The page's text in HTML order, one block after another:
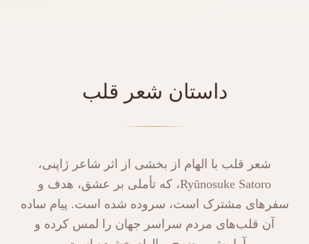
داستان شعر قلب
شعر قلب با الهام از بخشی از اثر شاعر ژاپنی،
Ryūnosuke Satoro، که تأملی بر عشق، هدف و
سفرهای مشترک است، سروده شده است. پیام ساده
آن قلب‌های مردم سراسر جهان را لمس کرده و